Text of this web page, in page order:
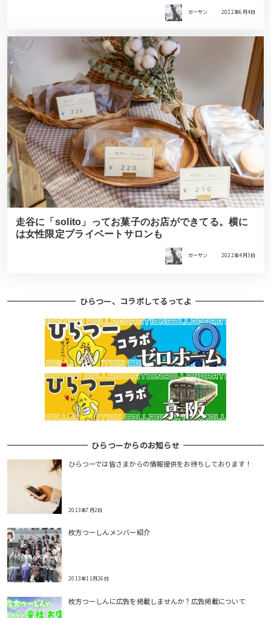
ガーサン 2022年6月4日
走谷に「solito」ってお菓子のお店ができてる。横に
は女性限定プライベートサロンも
ガーサン 2022年4月3日
ひらつー、コラボしてるってよ
ひらつーからのお知らせ
ひらつーでは皆さまからの情報提供をお待ちしております！
2013年7月2日
枚方つーしんメンバー紹介
2013年11月26日
枚方つーしんに広告を掲載しませんか？広告掲載について